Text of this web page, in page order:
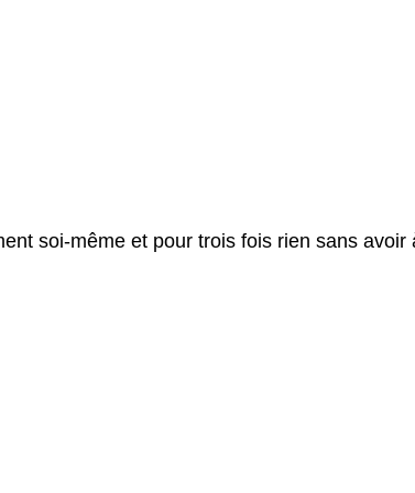
soi-même et pour trois fois rien sans avoir